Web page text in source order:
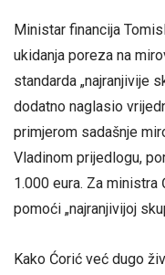
Ministar financija
ukidanja poreza na
standarda „najranjivije
dodatno naglasio
primjerom sadašnje
Vladinom prijedlogu,
1.000 eura. Za
pomoći „najranjivijoj
Kako Ćorić već dugo